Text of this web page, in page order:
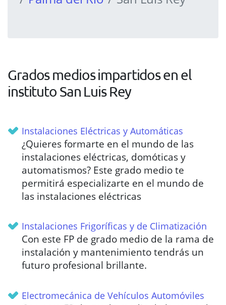
Grados medios impartidos en el
instituto San Luis Rey
Instalaciones Eléctricas y Automáticas
¿Quieres formarte en el mundo de las
instalaciones eléctricas, domóticas y
automatismos? Este grado medio te
permitirá especializarte en el mundo de
las instalaciones eléctricas
Instalaciones Frigoríficas y de Climatización
Con este FP de grado medio de la rama de
instalación y mantenimiento tendrás un
futuro profesional brillante.
Electromecánica de Vehículos Automóviles